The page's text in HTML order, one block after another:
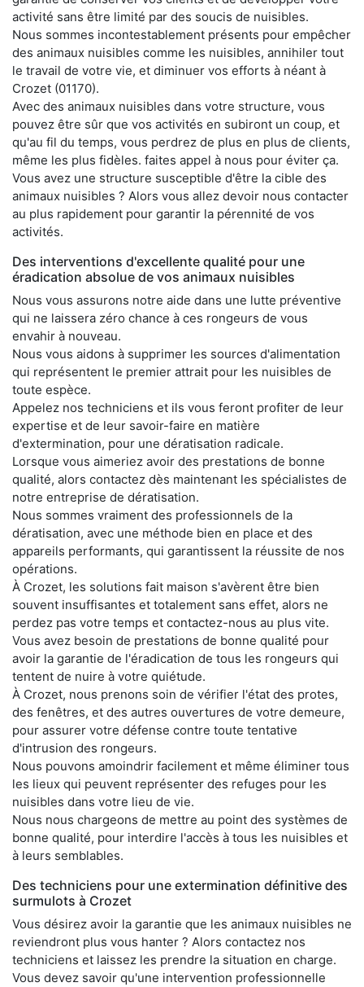
activité sans être limité par des soucis de nuisibles.
Nous sommes incontestablement présents pour empêcher
des animaux nuisibles comme les nuisibles, annihiler tout
le travail de votre vie, et diminuer vos efforts à néant à
Crozet (01170).
Avec des animaux nuisibles dans votre structure, vous
pouvez être sûr que vos activités en subiront un coup, et
qu'au fil du temps, vous perdrez de plus en plus de clients,
même les plus fidèles. faites appel à nous pour éviter ça.
Vous avez une structure susceptible d'être la cible des
animaux nuisibles ? Alors vous allez devoir nous contacter
au plus rapidement pour garantir la pérennité de vos
activités.
Des interventions d'excellente qualité pour une
éradication absolue de vos animaux nuisibles
Nous vous assurons notre aide dans une lutte préventive
qui ne laissera zéro chance à ces rongeurs de vous
envahir à nouveau.
Nous vous aidons à supprimer les sources d'alimentation
qui représentent le premier attrait pour les nuisibles de
toute espèce.
Appelez nos techniciens et ils vous feront profiter de leur
expertise et de leur savoir-faire en matière
d'extermination, pour une dératisation radicale.
Lorsque vous aimeriez avoir des prestations de bonne
qualité, alors contactez dès maintenant les spécialistes de
notre entreprise de dératisation.
Nous sommes vraiment des professionnels de la
dératisation, avec une méthode bien en place et des
appareils performants, qui garantissent la réussite de nos
opérations.
À Crozet, les solutions fait maison s'avèrent être bien
souvent insuffisantes et totalement sans effet, alors ne
perdez pas votre temps et contactez-nous au plus vite.
Vous avez besoin de prestations de bonne qualité pour
avoir la garantie de l'éradication de tous les rongeurs qui
tentent de nuire à votre quiétude.
À Crozet, nous prenons soin de vérifier l'état des protes,
des fenêtres, et des autres ouvertures de votre demeure,
pour assurer votre défense contre toute tentative
d'intrusion des rongeurs.
Nous pouvons amoindrir facilement et même éliminer tous
les lieux qui peuvent représenter des refuges pour les
nuisibles dans votre lieu de vie.
Nous nous chargeons de mettre au point des systèmes de
bonne qualité, pour interdire l'accès à tous les nuisibles et
à leurs semblables.
Des techniciens pour une extermination définitive des
surmulots à Crozet
Vous désirez avoir la garantie que les animaux nuisibles ne
reviendront plus vous hanter ? Alors contactez nos
techniciens et laissez les prendre la situation en charge.
Vous devez savoir qu'une intervention professionnelle